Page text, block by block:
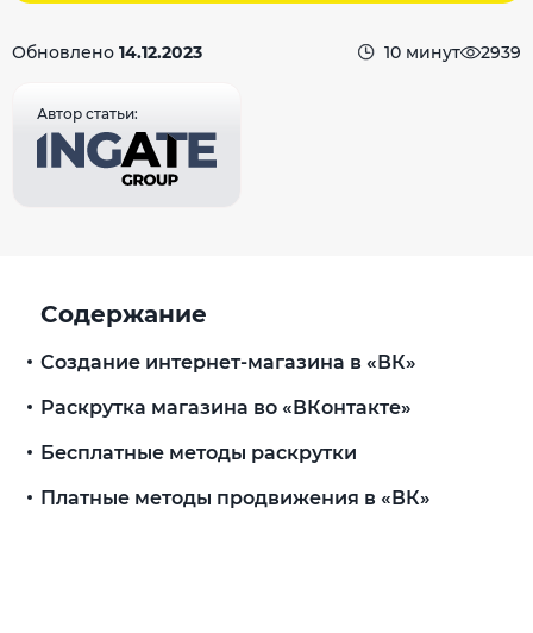
Обновлено 14.12.2023 10 минут 2939
Автор статьи:
Содержание
Создание интернет-магазина в «ВК»
Раскрутка магазина во «ВКонтакте»
Бесплатные методы раскрутки
Платные методы продвижения в «ВК»